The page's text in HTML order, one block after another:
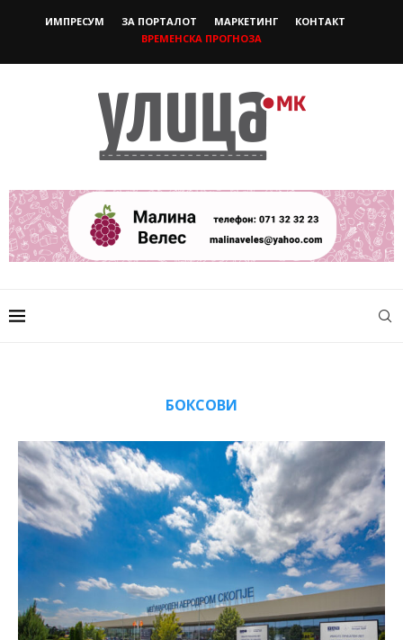
ИМПРЕСУМ ЗА ПОРТАЛОТ МАРКЕТИНГ
КОНТАКТ
ВРЕМЕНСКА ПРОГНОЗА
БОКСОВИ